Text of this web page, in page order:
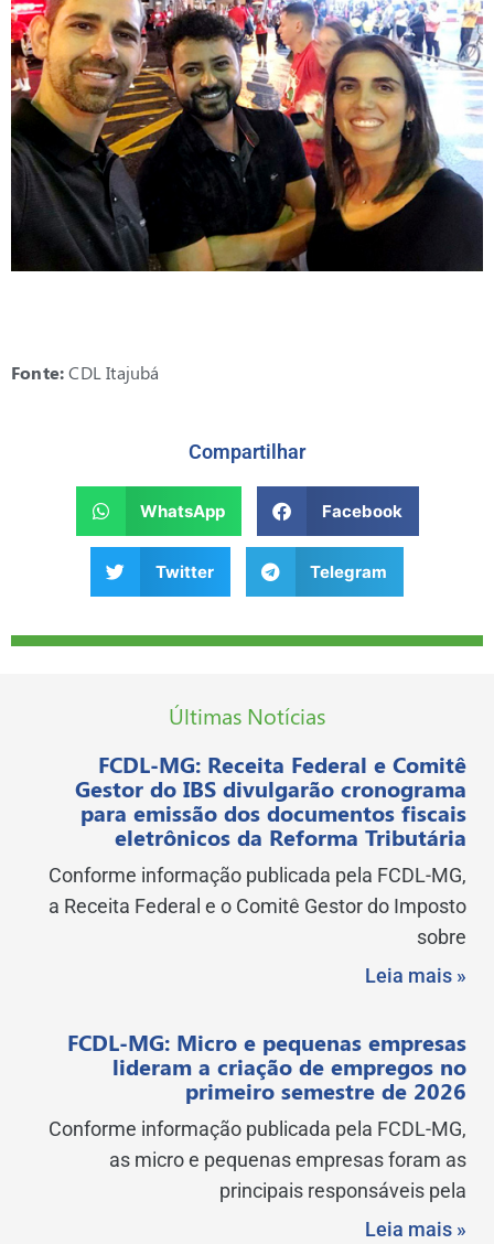
Fonte:CDL Itajubá
Compartilhar
WhatsApp Facebook
Twitter Telegram
Últimas Notícias
FCDL-MG: Receita Federal e Comitê
Gestor do IBS divulgarão cronograma
para emissão dos documentos fiscais
eletrônicos da Reforma Tributária
Conforme informação publicada pela FCDL-MG,
a Receita Federal e o Comitê Gestor do Imposto
sobre
Leia mais »
FCDL-MG: Micro e pequenas empresas
lideram a criação de empregos no
primeiro semestre de 2026
Conforme informação publicada pela FCDL-MG,
as micro e pequenas empresas foram as
principais responsáveis pela
Leia mais »